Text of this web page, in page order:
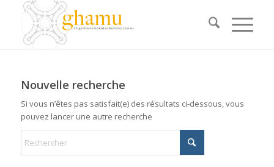
Nouvelle recherche
Si vous n’êtes pas satisfait(e) des résultats ci-dessous, vous
pouvez lancer une autre recherche